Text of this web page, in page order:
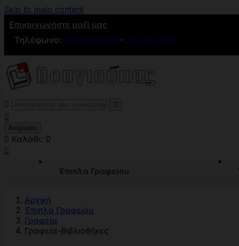
Skip to main content
Επικοινωνήστε μαζί μας
Τηλέφωνο: 2109836846 - 2109881501
 

Ακύρωση
 Καλάθι: 0

Έπιπλα Γραφείου
Αρχική
Έπιπλα Γραφείου
Γραφεία
Γραφεία-Βιβλιοθήκες